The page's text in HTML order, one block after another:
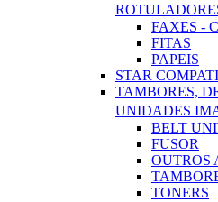
FAXES -
FITAS
PAPEIS
STAR
TAMBORES,
UNIDADES
BELT
FUSOR
OUTROS
TONERS